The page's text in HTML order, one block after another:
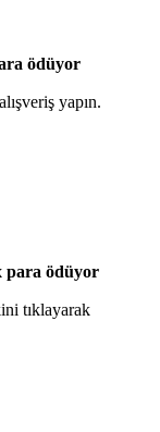
ödüyor
yapın.
para ödüyor
tıklayarak